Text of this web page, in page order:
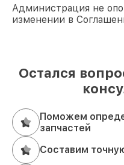
Администрация не
изменении в
Остался
Поможем
запчастей
Составим